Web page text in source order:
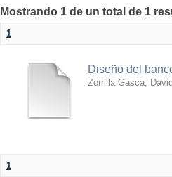
Mostrando 1 de un total de 1
1
Diseño del
Zorrilla Gasca,
1